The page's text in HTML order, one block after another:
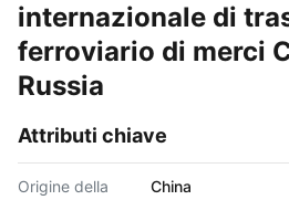
internazionale di
ferroviario di merci
Russia
Attributi chiave
Origine della
China